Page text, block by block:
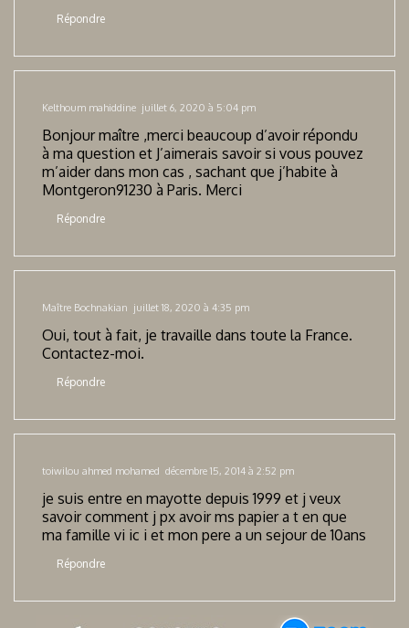
Répondre
Kelthoum mahiddine juillet 6, 2020 à 5:04 pm
Bonjour maître ,merci beaucoup d’avoir répondu
à ma question et J’aimerais savoir si vous pouvez
m’aider dans mon cas , sachant que j’habite à
Montgeron91230 à Paris. Merci
Répondre
Maître Bochnakian juillet 18, 2020 à 4:35 pm
Oui, tout à fait, je travaille dans toute la France.
Contactez-moi.
Répondre
toiwilou ahmed mohamed décembre 15, 2014 à 2:52 pm
je suis entre en mayotte depuis 1999 et j veux
savoir comment j px avoir ms papier a t en que
ma famille vi ic i et mon pere a un sejour de 10ans
Répondre